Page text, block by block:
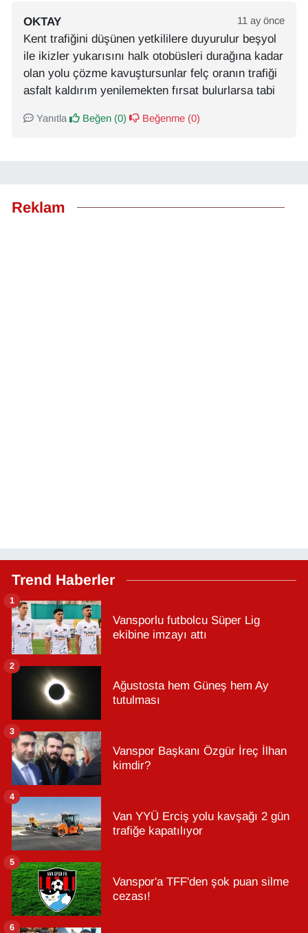
OKTAY 11 ay önce
Kent trafiğini düşünen yetkililere duyurulur beşyol
ile ikizler yukarısını halk otobüsleri durağına kadar
olan yolu çözme kavuştursunlar felç oranın trafiği
asfalt kaldırım yenilemekten fırsat bulurlarsa tabi
Yanıtla Beğen (0) Beğenme (0)
Reklam
Trend Haberler
Vansporlu futbolcu Süper Lig
ekibine imzayı attı
1
Ağustosta hem Güneş hem Ay
tutulması
2
Vanspor Başkanı Özgür İreç İlhan
kimdir?
3
Van YYÜ Erciş yolu kavşağı 2 gün
trafiğe kapatılıyor
4
Vanspor'a TFF'den şok puan silme
cezası!
5
6